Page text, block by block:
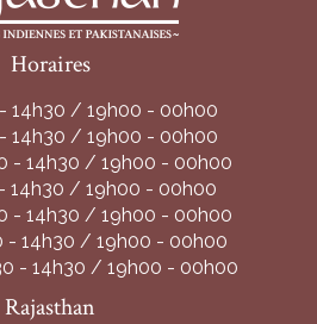
Horaires
- 14h30 / 19h00 - 00h00
- 14h30 / 19h00 - 00h00
- 14h30 / 19h00 - 00h00
- 14h30 / 19h00 - 00h00
- 14h30 / 19h00 - 00h00
- 14h30 / 19h00 - 00h00
- 14h30 / 19h00 - 00h00
Rajasthan